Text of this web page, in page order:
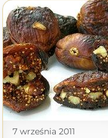
7 września 2011